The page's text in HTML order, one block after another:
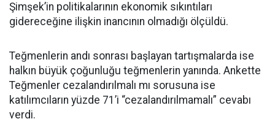
Şimşek’in politikalarının ekonomik sıkıntıları
gidereceğine ilişkin inancının olmadığı ölçüldü.
Teğmenlerin andı sonrası başlayan tartışmalarda ise
halkın büyük çoğunluğu teğmenlerin yanında. Ankette
Teğmenler cezalandırılmalı mı sorusuna ise
katılımcıların yüzde 71’i “cezalandırılmamalı” cevabı
verdi.